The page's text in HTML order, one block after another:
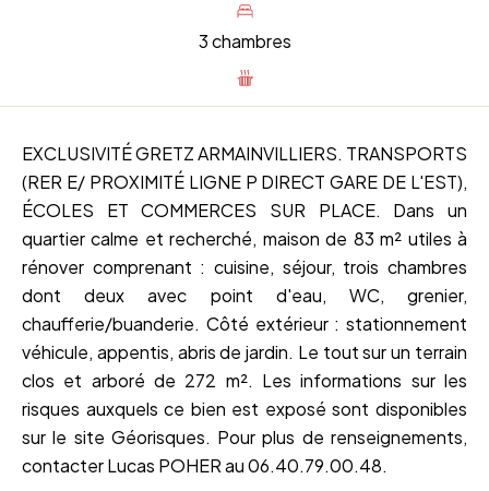
3 chambres
EXCLUSIVITÉ GRETZ ARMAINVILLIERS. TRANSPORTS
(RER E/ PROXIMITÉ LIGNE P DIRECT GARE DE L'EST),
ÉCOLES ET COMMERCES SUR PLACE. Dans un
quartier calme et recherché, maison de 83 m² utiles à
rénover comprenant : cuisine, séjour, trois chambres
dont deux avec point d'eau, WC, grenier,
chaufferie/buanderie. Côté extérieur : stationnement
véhicule, appentis, abris de jardin. Le tout sur un terrain
clos et arboré de 272 m². Les informations sur les
risques auxquels ce bien est exposé sont disponibles
sur le site Géorisques. Pour plus de renseignements,
contacter Lucas POHER au 06.40.79.00.48.